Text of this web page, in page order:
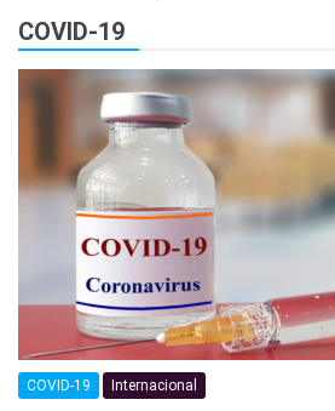
COVID-19
COVID-19 Internacional